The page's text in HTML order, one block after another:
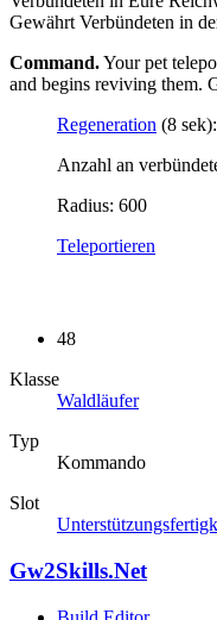
Gewährt Verbündeten in
Command.Your pet
and begins reviving them.
Regeneration (8
Anzahl an
Radius: 600
Teleportieren
48
Klasse
Waldläufer
Typ
Kommando
Slot
Gw2Skills.Net